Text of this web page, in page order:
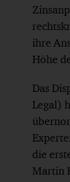
ihre
Höhe
Das
Legal)
die
Martin